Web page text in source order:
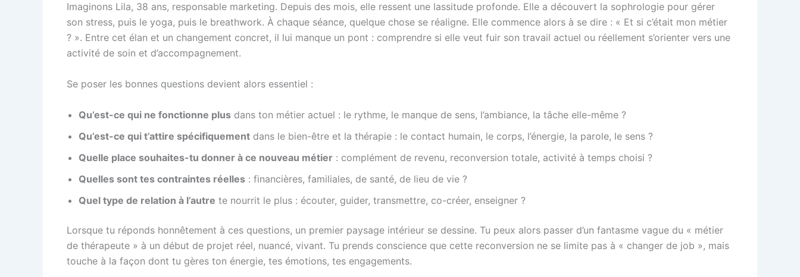
Imaginons Lila, 38 ans, responsable marketing. Depuis des mois, elle ressent une lassitude profonde. Elle a découvert la sophrologie pour gérer
son stress, puis le yoga, puis le breathwork. À chaque séance, quelque chose se réaligne. Elle commence alors à se dire : « Et si c’était mon métier
? ». Entre cet élan et un changement concret, il lui manque un pont : comprendre si elle veut fuir son travail actuel ou réellement s’orienter vers une
activité de soin et d’accompagnement.
Se poser les bonnes questions devient alors essentiel :
Qu’est-ce qui ne fonctionne plus dans ton métier actuel : le rythme, le manque de sens, l’ambiance, la tâche elle-même ?
Qu’est-ce qui t’attire spécifiquement dans le bien-être et la thérapie : le contact humain, le corps, l’énergie, la parole, le sens ?
Quelle place souhaites-tu donner à ce nouveau métier : complément de revenu, reconversion totale, activité à temps choisi ?
Quelles sont tes contraintes réelles : financières, familiales, de santé, de lieu de vie ?
Quel type de relation à l’autre te nourrit le plus : écouter, guider, transmettre, co-créer, enseigner ?
Lorsque tu réponds honnêtement à ces questions, un premier paysage intérieur se dessine. Tu peux alors passer d’un fantasme vague du « métier
de thérapeute » à un début de projet réel, nuancé, vivant. Tu prends conscience que cette reconversion ne se limite pas à « changer de job », mais
touche à la façon dont tu gères ton énergie, tes émotions, tes engagements.